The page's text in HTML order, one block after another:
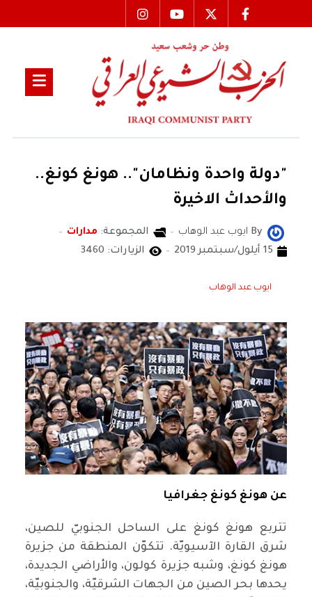
"دولة واحدة ونظامان".. هونغ كونغ..
والأحداث الاخيرة
By ايوب عبد الوهاب المجموعة: مدارات
15 أيلول/سبتمبر 2019
الزيارات: 3460
ايوب عبد الوهاب
عن هونغ كونغ جغرافيا
تتربع هونغ كونغ على الساحل الجنوبيّ للصين،
شرق القارة الآسيويّة. تتكوّن المنطقة من جزيرة
هونغ كونغ، وشبه جزيرة كولون، والأراضي الجديدة،
يحدها بحر الصين من الجهات الشرقيّة، والجنوبيّة،